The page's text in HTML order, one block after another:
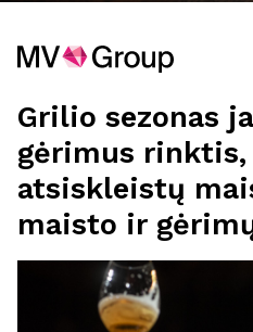
Grilio sezonas
gėrimus rinktis,
atsiskleistų
maisto ir
MV Group
MV Group
MV Group
MV Group Retail
MV Group Asset